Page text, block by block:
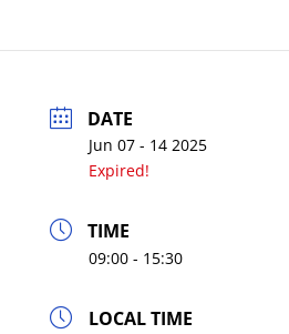
DATE
Jun 07 - 14 2025
Expired!
TIME
09:00 - 15:30
LOCAL TIME